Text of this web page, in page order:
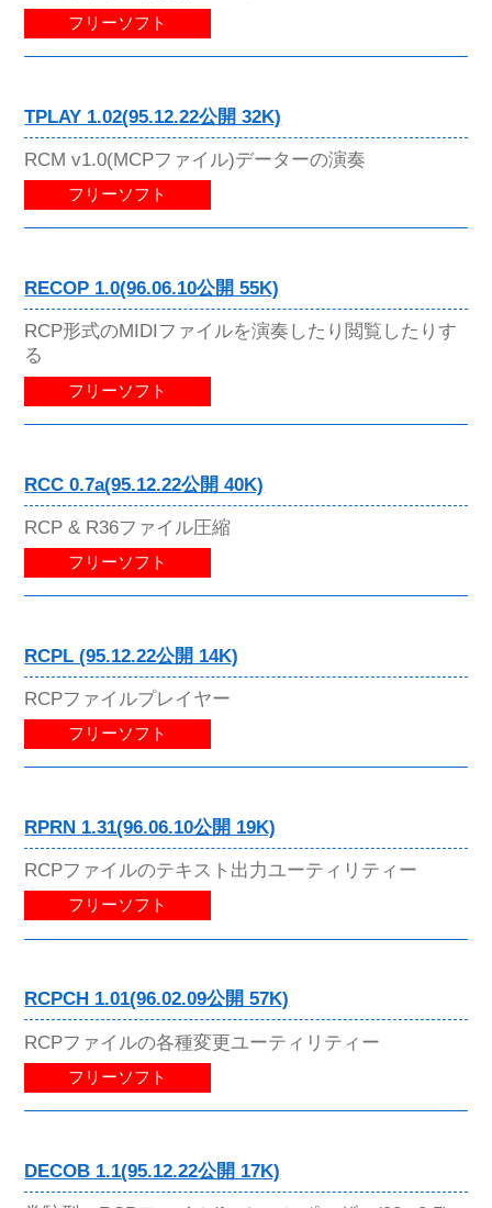
フリーソフト
TPLAY 1.02(95.12.22公開 32K)
RCM v1.0(MCPファイル)データーの演奏
フリーソフト
RECOP 1.0(96.06.10公開 55K)
RCP形式のMIDIファイルを演奏したり閲覧したりす
る
フリーソフト
RCC 0.7a(95.12.22公開 40K)
RCP & R36ファイル圧縮
フリーソフト
RCPL (95.12.22公開 14K)
RCPファイルプレイヤー
フリーソフト
RPRN 1.31(96.06.10公開 19K)
RCPファイルのテキスト出力ユーティリティー
フリーソフト
RCPCH 1.01(96.02.09公開 57K)
RCPファイルの各種変更ユーティリティー
フリーソフト
DECOB 1.1(95.12.22公開 17K)